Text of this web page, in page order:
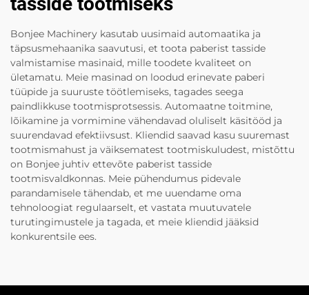
Bonjee Machinery kasutab uusimaid automaatika ja
täpsusmehaanika saavutusi, et toota paberist tasside
valmistamise masinaid, mille toodete kvaliteet on
ületamatu. Meie masinad on loodud erinevate paberi
tüüpide ja suuruste töötlemiseks, tagades seega
paindlikkuse tootmisprotsessis. Automaatne toitmine,
lõikamine ja vormimine vähendavad oluliselt käsitööd ja
suurendavad efektiivsust. Kliendid saavad kasu suuremast
tootmismahust ja väiksematest tootmiskuludest, mistõttu
on Bonjee juhtiv ettevõte paberist tasside
tootmisvaldkonnas. Meie pühendumus pidevale
parandamisele tähendab, et me uuendame oma
tehnoloogiat regulaarselt, et vastata muutuvatele
turutingimustele ja tagada, et meie kliendid jääksid
konkurentsile ees.